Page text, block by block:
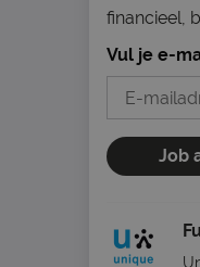
financieel,
Vul je e-
Job